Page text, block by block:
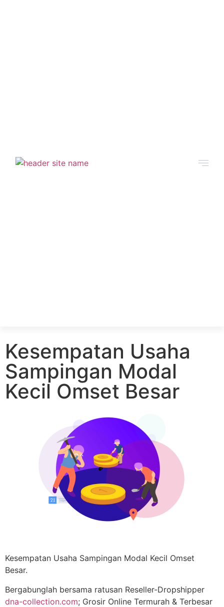
Kesempatan Usaha
Sampingan Modal
Kecil Omset Besar
Kesempatan Usaha Sampingan Modal Kecil Omset
Besar.
Bergabunglah bersama ratusan Reseller-Dropshipper
dna-collection.com; Grosir Online Termurah & Terbesar